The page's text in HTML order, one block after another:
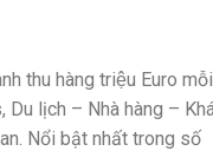
thu hàng triệu Euro mỗi
lịch – Nhà hàng –
Nổi bật nhất trong số